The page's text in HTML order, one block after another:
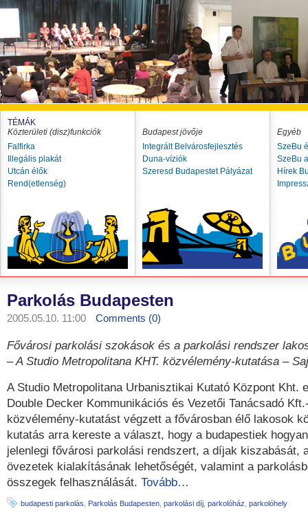
TÉMÁK
Közterületi (disz)funkciók
Falfirka
Illegális plakát
Utcán élők
Rend(etlenség)
Budapest jövője
Integrált Belvárosfejlesztés
Duna-víziók
Szeresd Budapestet Pályázat
Egyéb
SzeBu
SzeBu
Hírek
Parkolás Budapesten
2005.05.10. 11:00 Comments (0)
Fővárosi parkolási szokások és a parkolási rendszer
– A Studio Metropolitana KHT. közvélemény-kutatása –
A Studio Metropolitana Urbanisztikai Kutató Központ Kht.
Double Decker Kommunikációs és Vezetői Tanácsadó
közvélemény-kutatást végzett a fővárosban élő lakosok
kutatás arra kereste a választ, hogy a budapestiek
jelenlegi fővárosi parkolási rendszert, a díjak kiszabását,
övezetek kialakításának lehetőségét, valamint a
összegek felhasználását. Tovább…
budapesti parkolás Parkolás Budapesten parkolási díj parkolóház parkolóhely